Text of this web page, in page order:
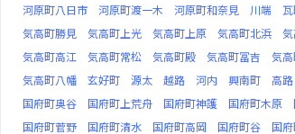
河原町八日市
河原町渡一木 河原町和奈見 川端
気高町勝見
気高町上光 気高町上原 気高町北浜
気高町高江
気高町常松 気高町殿 気高町冨吉 気
気高町八幡
玄好町 源太 越路 河内 興南町 高路
国府町奥谷
国府町上荒舟 国府町神護 国府町木原
国府町菅野
国府町清水 国府町高岡 国府町谷 国